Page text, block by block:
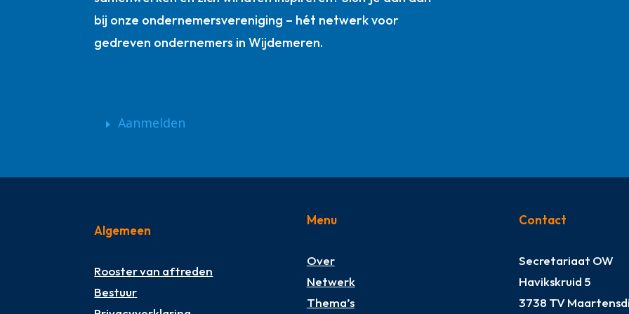
bij onze ondernemersvereniging – hét netwerk voor
gedreven ondernemers in Wijdemeren.
Aanmelden
Algemeen
Rooster van aftreden
Bestuur
Menu
Over
Netwerk
Thema’s
Contact
Secretariaat OW
Havikskruid 5
3738 TV